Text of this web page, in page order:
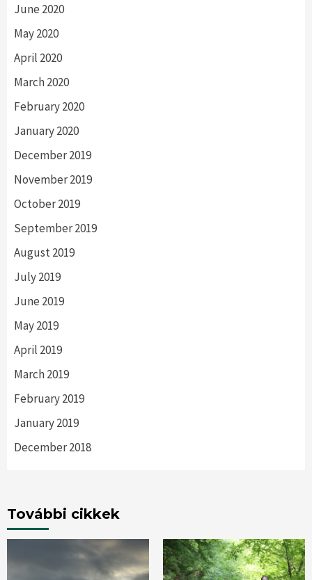
June 2020
May 2020
April 2020
March 2020
February 2020
January 2020
December 2019
November 2019
October 2019
September 2019
August 2019
July 2019
June 2019
May 2019
April 2019
March 2019
February 2019
January 2019
December 2018
További cikkek